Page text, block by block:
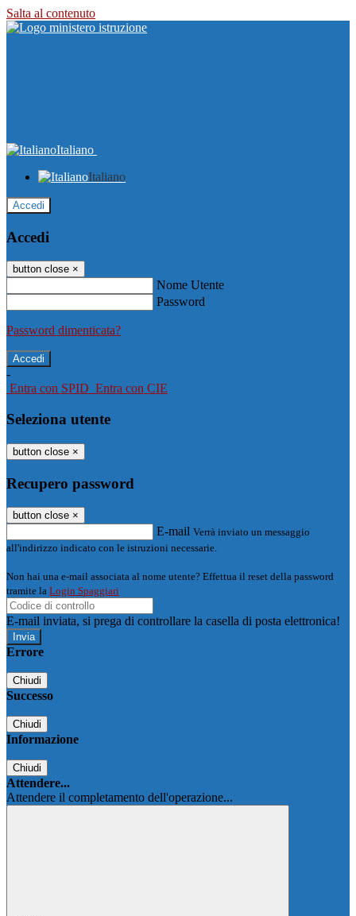
Salta al contenuto
Italiano
Italiano
Accedi
Accedi
button close ×
Nome Utente
Password
Password dimenticata?
-
Entra con SPID Entra con CIE
Seleziona utente
button close ×
Recupero password
button close ×
E-mail Verrà inviato un messaggio
all'indirizzo indicato con le istruzioni necessarie.
Non hai una e-mail associata al nome utente? Effettua il reset della password
tramite la Login Spaggiari
E-mail inviata, si prega di controllare la casella di posta elettronica!
Errore
Chiudi
Successo
Chiudi
Informazione
Chiudi
Attendere...
Attendere il completamento dell'operazione...